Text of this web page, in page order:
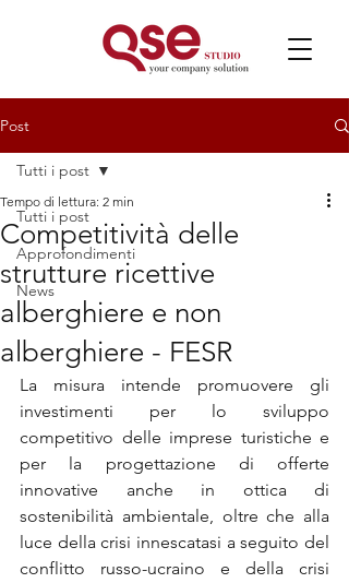
Post
Tutti i post
Approfondimenti
News
Tutti i post
Competitività delle
strutture ricettive
alberghiere e non
alberghiere - FESR
Tempo di lettura: 2 min
La misura intende promuovere gli
investimenti per lo sviluppo
competitivo delle imprese turistiche e
per la progettazione di offerte
innovative anche in ottica di
sostenibilità ambientale, oltre che alla
luce della crisi innescatasi a seguito del
conflitto russo-ucraino e della crisi